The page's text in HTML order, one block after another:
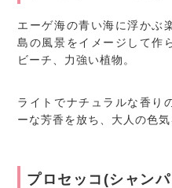
エーゲ海の青い海に浮かぶ
島の風景をイメージして作
ビーチ、力強い植物。
ライトでナチュラルな香り
ーな芳香を放ち、大人の色
プロセッコ(シャン